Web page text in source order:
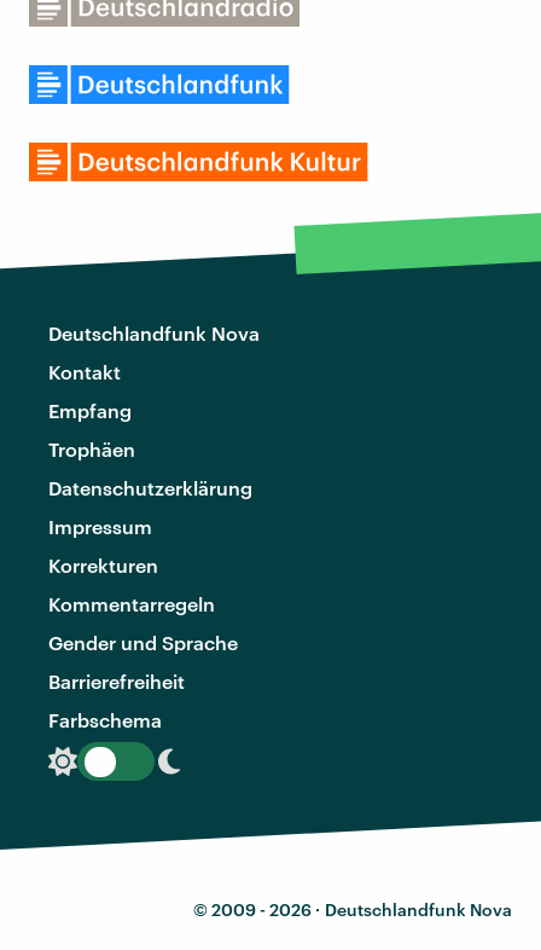
Deutschlandfunk Nova
Kontakt
Empfang
Trophäen
Datenschutzerklärung
Impressum
Korrekturen
Kommentarregeln
Gender und Sprache
Barrierefreiheit
Farbschema
© 2009 - 2026 · Deutschlandfunk Nova